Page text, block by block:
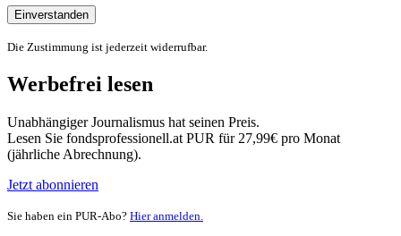
Einverstanden
Die Zustimmung ist jederzeit widerrufbar.
Werbefrei lesen
Unabhängiger Journalismus hat seinen Preis.
Lesen Sie fondsprofessionell.at PUR für 27,99€ pro Monat
(jährliche Abrechnung).
Jetzt abonnieren
Sie haben ein PUR-Abo? Hier anmelden.